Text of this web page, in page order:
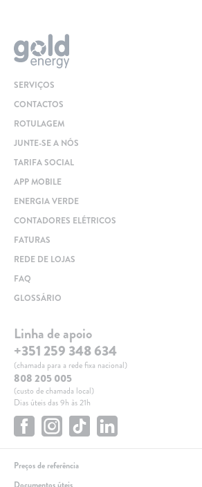
SERVIÇOS
CONTACTOS
ROTULAGEM
JUNTE-SE A NÓS
TARIFA SOCIAL
APP MOBILE
ENERGIA VERDE
CONTADORES ELÉTRICOS
FATURAS
REDE DE LOJAS
FAQ
GLOSSÁRIO
Linha de apoio
+351 259 348 634
(chamada para a rede fixa nacional)
808 205 005
(custo de chamada local)
Dias úteis das 9h às 21h
Preços de referência